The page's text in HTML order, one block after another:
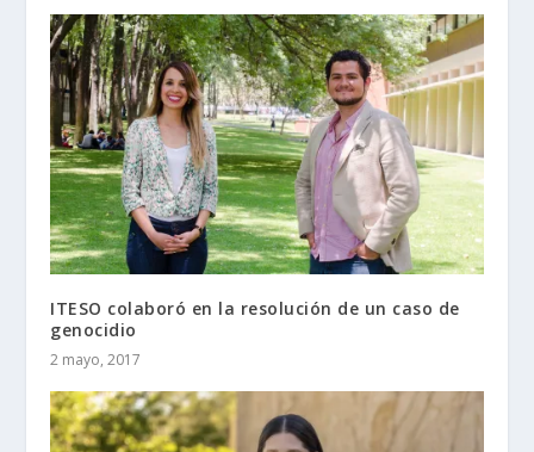
ITESO colaboró en la resolución de un caso de
genocidio
2 mayo, 2017